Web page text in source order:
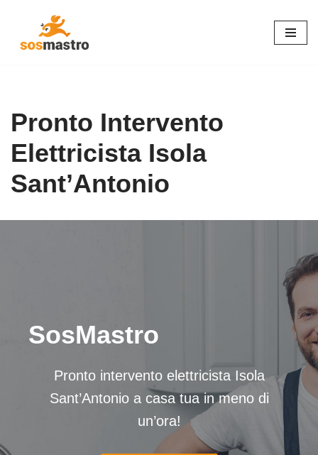
Pronto Intervento
Elettricista Isola
Sant’Antonio
SosMastro
Pronto intervento elettricista Isola
Sant’Antonio a casa tua in meno di
un’ora!